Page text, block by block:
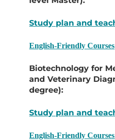
Study plan and
English-Friendly Courses
Biotechnology for
and Veterinary
degree):
Study plan and
English-Friendly Courses